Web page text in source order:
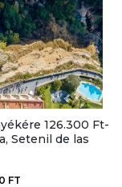
126.300 Ft-
Setenil de las
FT